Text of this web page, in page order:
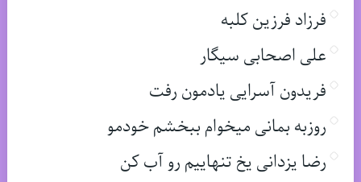
فرزاد فرزین کلبه
علی اصحابی سیگار
فریدون آسرایی یادمون رفت
روزبه بمانی میخوام ببخشم خودمو
رضا یزدانی یخ تنهاییم رو آب کن